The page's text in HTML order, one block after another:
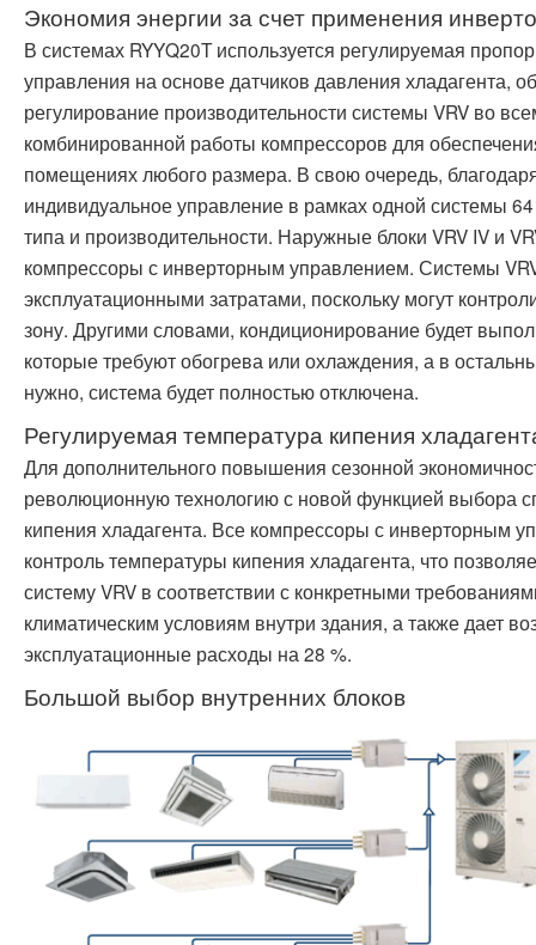
Экономия энергии за счет применения
В системах RYYQ20T используется регулируемая
управления на основе датчиков давления хладагента,
регулирование производительности системы VRV во
комбинированной работы компрессоров для
помещениях любого размера. В свою очередь,
индивидуальное управление в рамках одной системы
типа и производительности. Наружные блоки VRV IV и
компрессоры с инверторным управлением. Системы
эксплуатационными затратами, поскольку могут
зону. Другими словами, кондиционирование будет
которые требуют обогрева или охлаждения, а в
нужно, система будет полностью отключена.
Регулируемая температура кипения
Для дополнительного повышения сезонной
революционную технологию с новой функцией выбора
кипения хладагента. Все компрессоры с инверторным
контроль температуры кипения хладагента, что
систему VRV в соответствии с конкретными
климатическим условиям внутри здания, а также дает
эксплуатационные расходы на 28 %.
Большой выбор внутренних блоков